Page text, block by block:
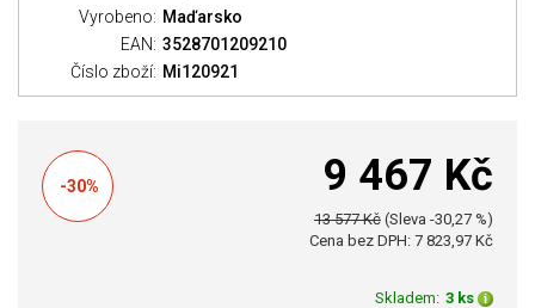
Vyrobeno: Maďarsko
EAN: 3528701209210
Číslo zboží: Mi120921
-30% 9 467 Kč
13 577 Kč (Sleva -30,27 %)
Cena bez DPH: 7 823,97 Kč
Skladem: 3 ks